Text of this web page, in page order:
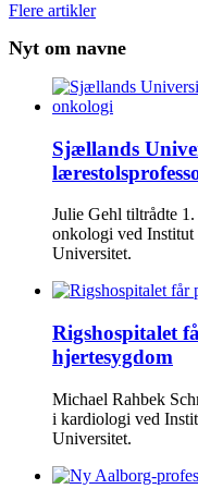
Flere artikler
Nyt om navne
Sjællands
Julie Gehl tiltrådte
onkologi ved
Universitet.
Rigshospitalet
hjertesygdom
Michael Rahbek
i kardiologi ved
Universitet.